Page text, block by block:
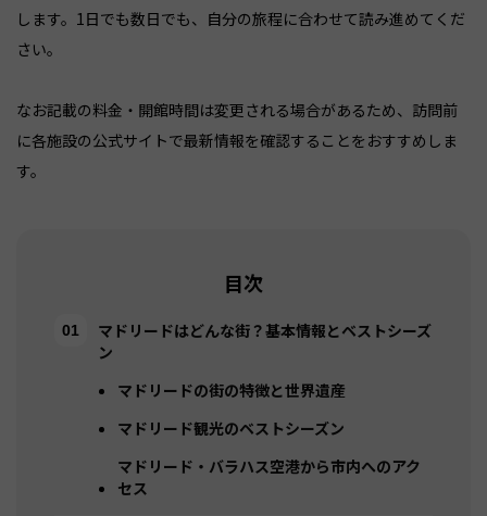
します。1日でも数日でも、自分の旅程に合わせて読み進めてくだ
さい。
なお記載の料金・開館時間は変更される場合があるため、訪問前
に各施設の公式サイトで最新情報を確認することをおすすめしま
す。
目次
マドリードはどんな街？基本情報とベストシーズ
ン
マドリードの街の特徴と世界遺産
マドリード観光のベストシーズン
マドリード・バラハス空港から市内へのアク
セス